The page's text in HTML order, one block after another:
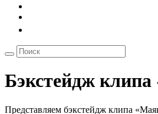
Бэкстейдж
Представляем бэкстейдж клипа